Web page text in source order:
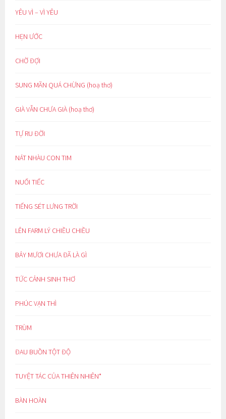
YÊU VÌ – VÌ YÊU
HẸN ƯỚC
CHỜ ĐỢI
SUNG MÃN QUÁ CHỪNG (hoạ thơ)
GIÀ VẪN CHƯA GIÀ (hoạ thơ)
TỰ RU ĐỜI
NÁT NHÀU CON TIM
NUỐI TIẾC
TIẾNG SÉT LƯNG TRỜI
LÊN FARM LÝ CHIỀU CHIỀU
BẢY MƯƠI CHƯA ĐÃ LÀ GÌ
TỨC CẢNH SINH THƠ
PHÚC VẠN THÌ
TRÙM
ĐAU BUỒN TỘT ĐỘ
TUYỆT TÁC CỦA THIÊN NHIÊN*
BÀN HOÀN